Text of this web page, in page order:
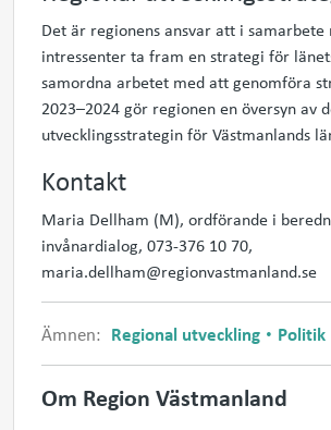
Det är regionens ansvar att i samarbete
intressenter ta fram en strategi för
samordna arbetet med att genomföra
2023–2024 gör regionen en översyn av
utvecklingsstrategin för Västmanlands
Kontakt
Maria Dellham (M), ordförande i
invånardialog, 073-376 10 70,
maria.dellham@regionvastmanland.se
Ämnen: Regional utveckling Politik
Om Region Västmanland